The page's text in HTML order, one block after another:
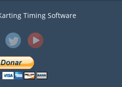
Timing Software